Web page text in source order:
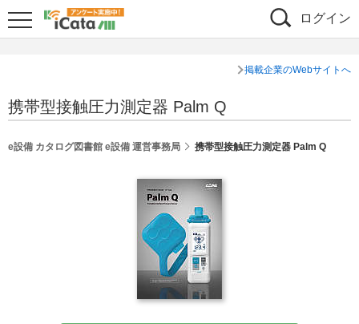
ログイン
掲載企業のWebサイトへ
携帯型接触圧力測定器 Palm Q
e設備 カタログ図書館 e設備 運営事務局 携帯型接触圧力測定器 Palm Q